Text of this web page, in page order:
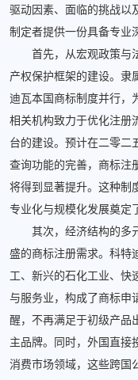
驱动因素、面临的挑战以
制定者提供一份具备专业
首先，从宏观政策与法
产权保护框架的建设。隶
迪瓦本国商标制度并行，
相关机构致力于优化注册
台的建设。预计在二零二
查询功能的完善，商标注
将得到显著提升。这种制
专业化与规模化发展奠定
其次，经济结构的多元
盛的商标注册需求。科特
工、新兴的石化工业、快
与服务业，构成了商标申
醒，不再满足于初级产品
主品牌。同时，外国直接
消费市场领域，这些跨国